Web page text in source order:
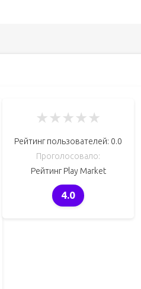
★★★★★
Рейтинг пользователей: 0.0
Проголосовало:
Рейтинг Play Market
4.0